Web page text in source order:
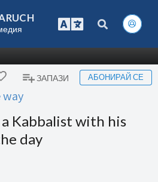
ЗАПАЗИ АБОНИРАЙ СЕ
Kabbalist with his
day